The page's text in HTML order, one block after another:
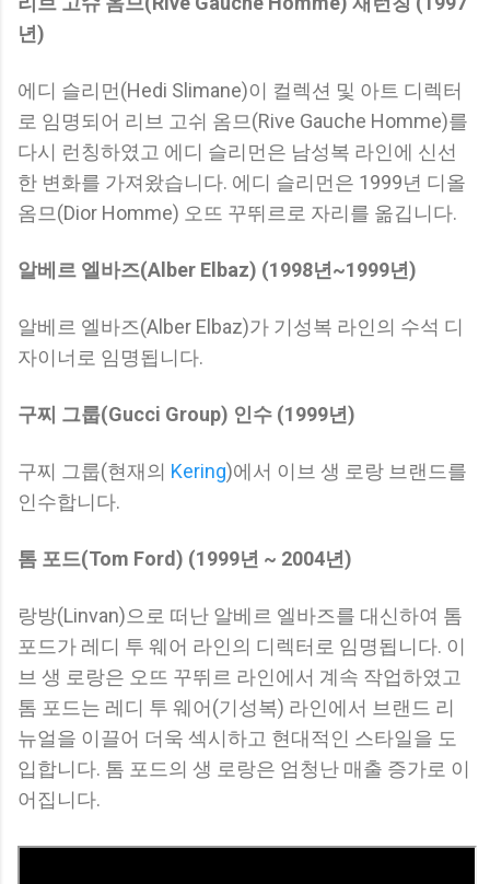
년)
에디 슬리먼(Hedi Slimane)이 컬렉션 및 아트 디렉터
로 임명되어 리브 고쉬 옴므(Rive Gauche Homme)를
다시 런칭하였고 에디 슬리먼은 남성복 라인에 신선
한 변화를 가져왔습니다. 에디 슬리먼은 1999년 디올
옴므(Dior Homme) 오뜨 꾸뛰르로 자리를 옮깁니다.
알베르 엘바즈(Alber Elbaz) (1998년~1999년)
알베르 엘바즈(Alber Elbaz)가 기성복 라인의 수석 디
자이너로 임명됩니다.
구찌 그룹(Gucci Group) 인수 (1999년)
구찌 그룹(현재의 Kering)에서 이브 생 로랑 브랜드를
인수합니다.
톰 포드(Tom Ford) (1999년 ~ 2004년)
랑방(Linvan)으로 떠난 알베르 엘바즈를 대신하여 톰
포드가 레디 투 웨어 라인의 디렉터로 임명됩니다. 이
브 생 로랑은 오뜨 꾸뛰르 라인에서 계속 작업하였고
톰 포드는 레디 투 웨어(기성복) 라인에서 브랜드 리
뉴얼을 이끌어 더욱 섹시하고 현대적인 스타일을 도
입합니다. 톰 포드의 생 로랑은 엄청난 매출 증가로 이
어집니다.